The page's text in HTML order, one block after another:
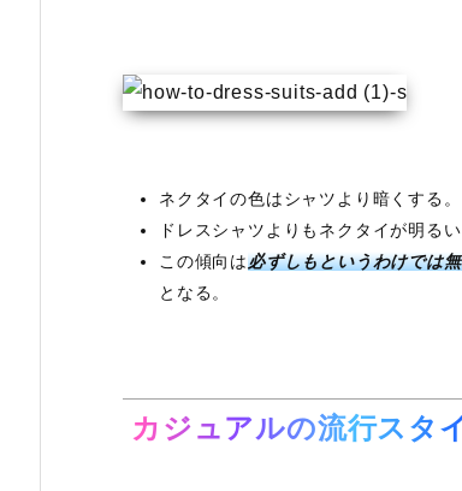
ネクタイの色はシャツより暗くする。
ドレスシャツよりもネクタイが明る
この傾向は必ずしもというわけでは
となる。
カジュアルの流行スタ